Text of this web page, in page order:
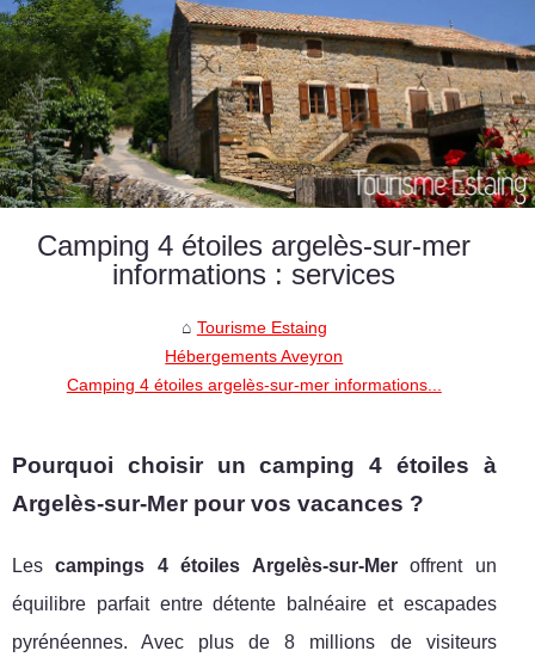
Camping 4 étoiles argelès-sur-mer
informations : services
Tourisme Estaing
Hébergements Aveyron
Camping 4 étoiles argelès-sur-mer informations...
Pourquoi choisir un camping 4 étoiles à
Argelès-sur-Mer pour vos vacances ?
Lescampings 4 étoiles Argelès-sur-Meroffrent un
équilibre parfait entre détente balnéaire et escapades
pyrénéennes. Avec plus de 8 millions de visiteurs